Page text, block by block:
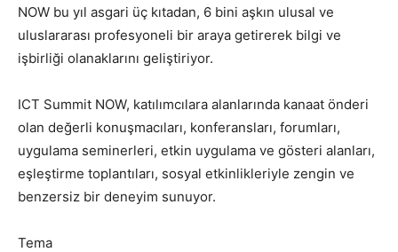
NOW bu yıl asgari üç kıtadan, 6 bini aşkın ulusal ve
uluslararası profesyoneli bir araya getirerek bilgi ve
işbirliği olanaklarını geliştiriyor.
ICT Summit NOW, katılımcılara alanlarında kanaat önderi
olan değerli konuşmacıları, konferansları, forumları,
uygulama seminerleri, etkin uygulama ve gösteri alanları,
eşleştirme toplantıları, sosyal etkinlikleriyle zengin ve
benzersiz bir deneyim sunuyor.
Tema